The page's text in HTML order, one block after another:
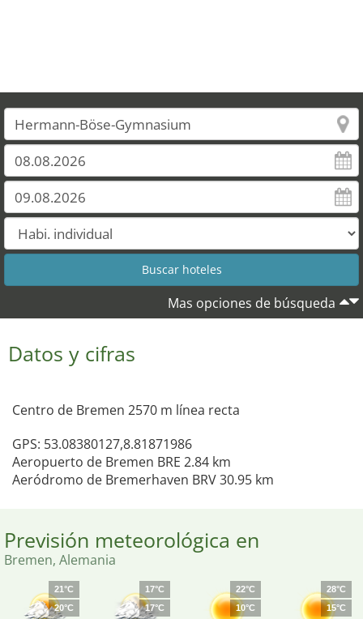
Mas opciones de búsqueda
Datos y cifras
Centro de Bremen 2570 m línea recta
GPS: 53.08380127,8.81871986
Aeropuerto de Bremen BRE 2.84 km
Aeródromo de Bremerhaven BRV 30.95 km
Previsión meteorológica en
Bremen, Alemania
21°C
20°C
17°C
17°C
22°C
10°C
28°C
15°C